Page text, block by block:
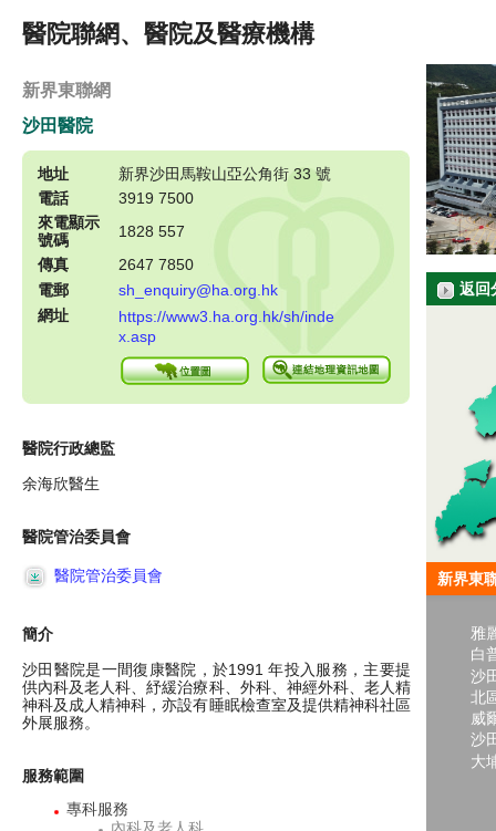
醫院聯網、醫院及醫療機構
新界東聯網
沙田醫院
地址
新界沙田馬鞍山亞公角街 33 號
電話
3919 7500
來電顯示
號碼
1828 557
傳真
2647 7850
電郵
sh_enquiry@ha.org.hk
網址
https://www3.ha.org.hk/sh/inde
x.asp
醫院行政總監
余海欣醫生
醫院管治委員會
醫院管治委員會
簡介
沙田醫院是一間復康醫院，於1991 年投入服務，主要提
供內科及老人科、紓緩治療科、外科、神經外科、老人精
神科及成人精神科，亦設有睡眠檢查室及提供精神科社區
外展服務。
服務範圍
專科服務
返回
新界東
雅
白
沙
北
威
沙
大